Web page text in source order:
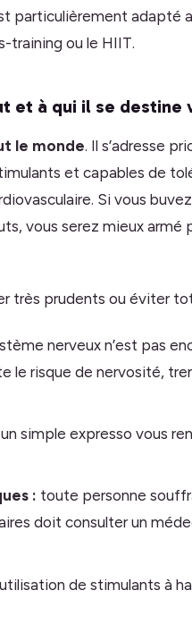
particulièrement adapté
training ou le HIIT.
et à qui il se destine
le monde. Il s’adresse
et capables de
Si vous
vous serez mieux armé
très prudents ou éviter
nerveux n’est pas
le risque de nervosité,
simple expresso vous
: toute personne
doit consulter un
de stimulants à